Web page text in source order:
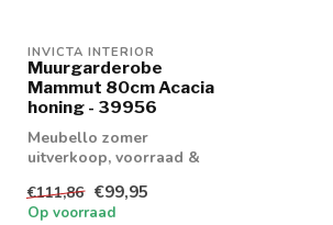
INVICTA INTERIOR
Muurgarderobe
Mammut 80cm Acacia
honing - 39956
Meubello zomer
uitverkoop, voorraad &
levertijd 1/2 wek...
€111,86 €99,95
Op voorraad